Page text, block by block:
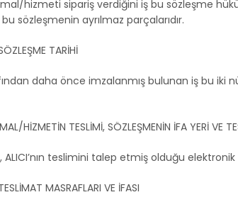
mal/hizmeti sipariş verdiğini iş bu sözleşme
sözleşmenin ayrılmaz parçalarıdır.
TARİHİ
daha önce imzalanmış bulunan iş bu
HİZMETİN TESLİMİ, SÖZLEŞMENİN İFA YERİ VE
teslimini talep etmiş olduğu
MASRAFLARI VE İFASI